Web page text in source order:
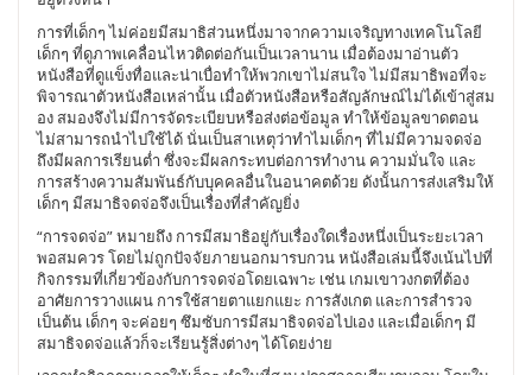
การที่เด็กๆ ไม่ค่อยมีสมาธิส่วนหนึ่งมาจากความเจริญทางเทคโนโลยี
เด็กๆ ที่ดูภาพเคลื่อนไหวติดต่อกันเป็นเวลานาน เมื่อต้องมาอ่านตัว
หนังสือที่ดูแข็งทื่อและน่าเบื่อทำให้พวกเขาไม่สนใจ ไม่มีสมาธิพอที่จะ
พิจารณาตัวหนังสือเหล่านั้น เมื่อตัวหนังสือหรือสัญลักษณ์ไม่ได้เข้าสู่สม
อง สมองจึงไม่มีการจัดระเบียบหรือส่งต่อข้อมูล ทำให้ข้อมูลขาดตอน
ไม่สามารถนำไปใช้ได้ นั่นเป็นสาเหตุว่าทำไมเด็กๆ ที่ไม่มีความจดจ่อ
ถึงมีผลการเรียนต่ำ ซึ่งจะมีผลกระทบต่อการทำงาน ความมั่นใจ และ
การสร้างความสัมพันธ์กับบุคคลอื่นในอนาคตด้วย ดังนั้นการส่งเสริมให้
เด็กๆ มีสมาธิจดจ่อจึงเป็นเรื่องที่สำคัญยิ่ง
“การจดจ่อ” หมายถึง การมีสมาธิอยู่กับเรื่องใดเรื่องหนึ่งเป็นระยะเวลา
พอสมควร โดยไม่ถูกปัจจัยภายนอกมารบกวน หนังสือเล่มนี้จึงเน้นไปที่
กิจกรรมที่เกี่ยวข้องกับการจดจ่อโดยเฉพาะ เช่น เกมเขาวงกตที่ต้อง
อาศัยการวางแผน การใช้สายตาแยกแยะ การสังเกต และการสำรวจ
เป็นต้น เด็กๆ จะค่อยๆ ซึมซับการมีสมาธิจดจ่อไปเอง และเมื่อเด็กๆ มี
สมาธิจดจ่อแล้วก็จะเรียนรู้สิ่งต่างๆ ได้โดยง่าย